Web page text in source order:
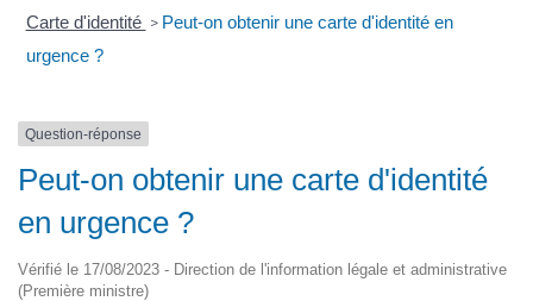
Carte d'identité > Peut-on obtenir une carte d'identité en
urgence ?
Question-réponse
Peut-on obtenir une carte d'identité
en urgence ?
Vérifié le 17/08/2023 - Direction de l'information légale et administrative
(Première ministre)